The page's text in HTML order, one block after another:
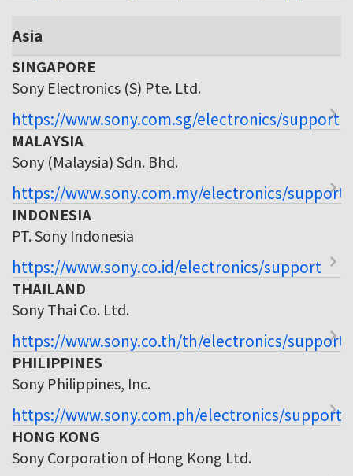
Asia
SINGAPORE
Sony Electronics (S) Pte. Ltd.
https://www.sony.com.sg/electronics/support
MALAYSIA
Sony (Malaysia) Sdn. Bhd.
https://www.sony.com.my/electronics/support
INDONESIA
PT. Sony Indonesia
https://www.sony.co.id/electronics/support
THAILAND
Sony Thai Co. Ltd.
https://www.sony.co.th/th/electronics/support
PHILIPPINES
Sony Philippines, Inc.
https://www.sony.com.ph/electronics/support
HONG KONG
Sony Corporation of Hong Kong Ltd.